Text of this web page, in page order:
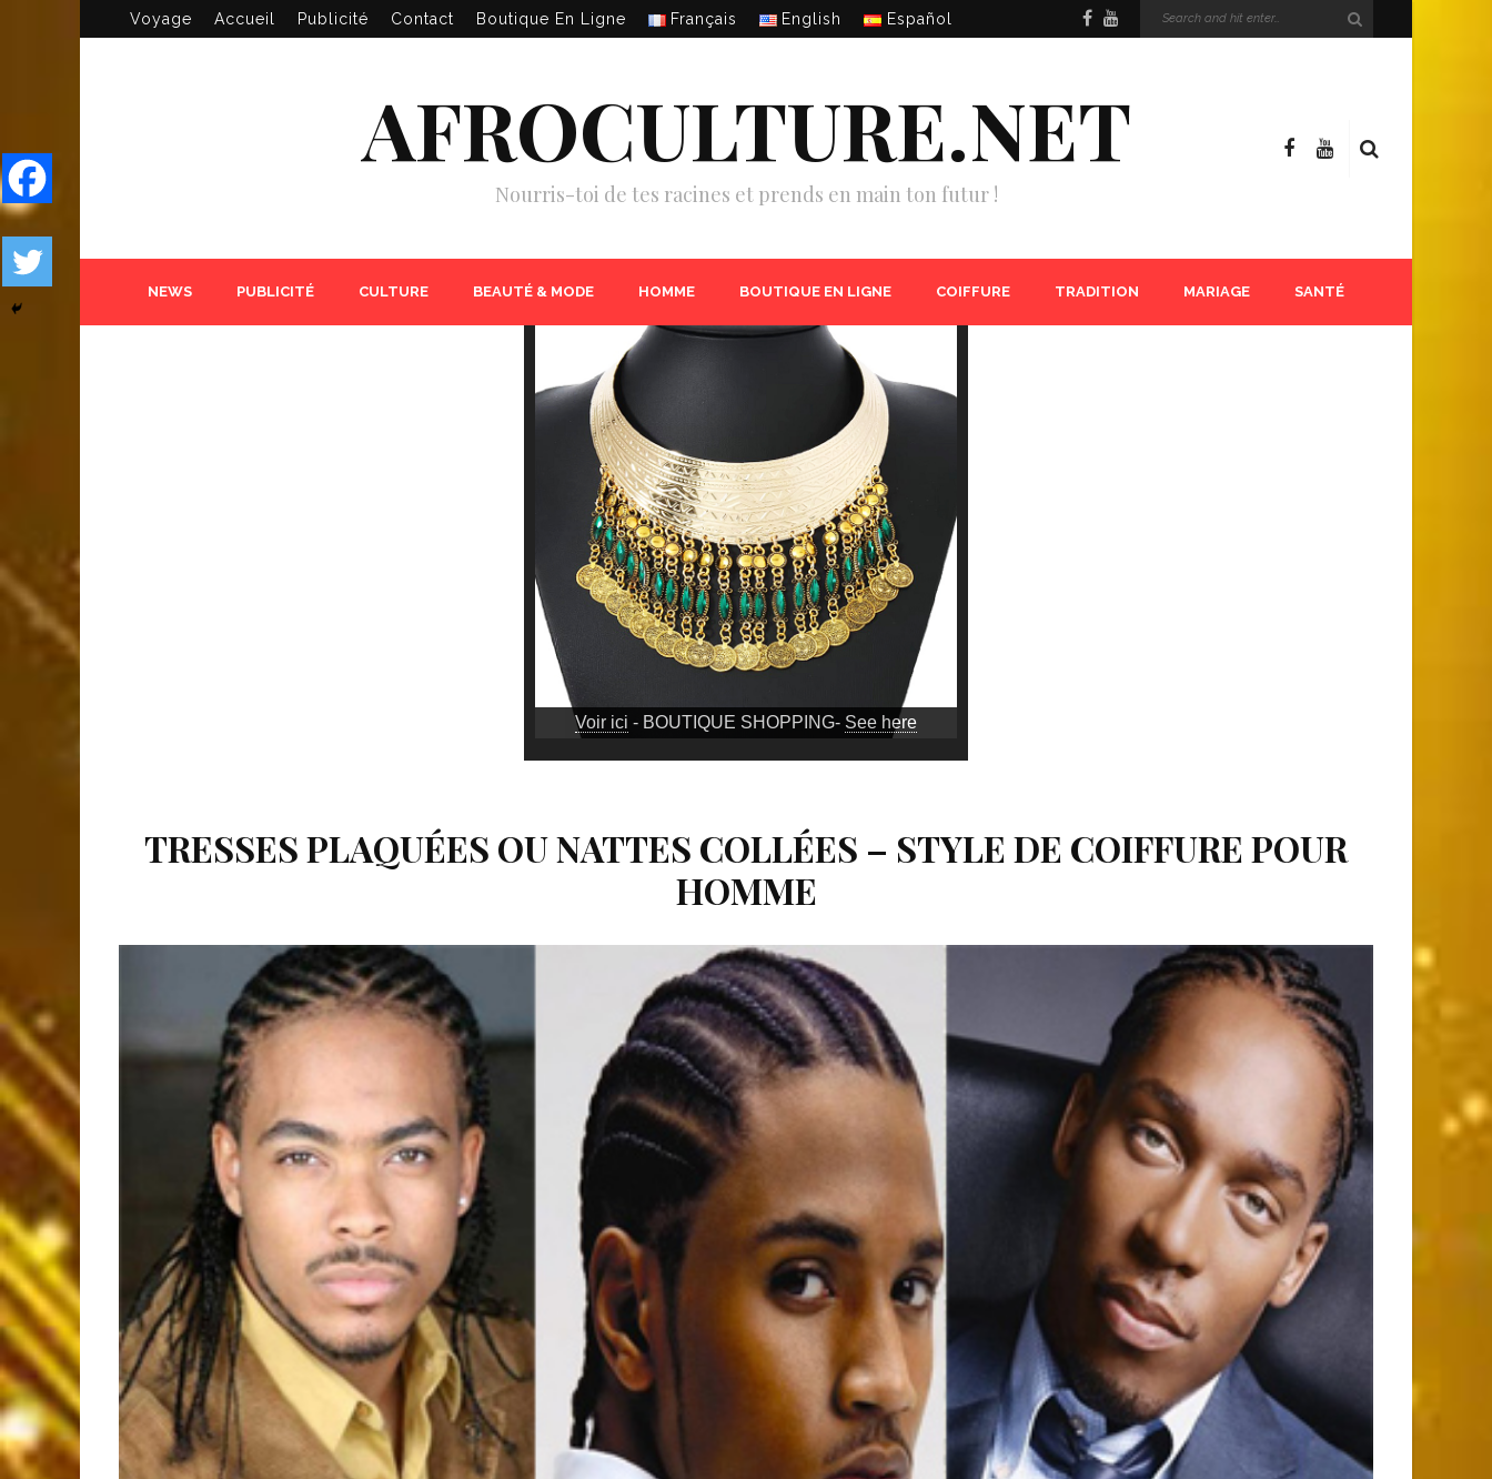
Voyage Accueil Publicité Contact Boutique En Ligne Français English Español
AFROCULTURE.NET
Nourris-toi de tes racines et prends en main ton futur !
NEWS PUBLICITÉ CULTURE BEAUTÉ & MODE HOMME BOUTIQUE EN LIGNE COIFFURE TRADITION MARIAGE SANTÉ
Voir ici - BOUTIQUE SHOPPING- See here
TRESSES PLAQUÉES OU NATTES COLLÉES – STYLE DE COIFFURE POUR
HOMME